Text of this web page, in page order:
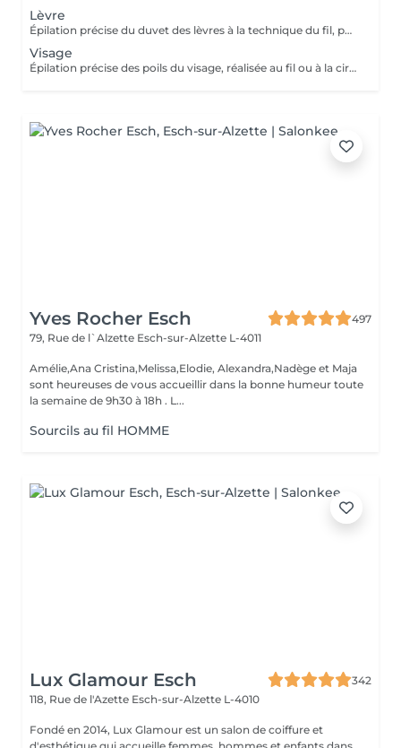
Lèvre
Épilation précise du duvet des lèvres à la technique du fil, pour un contour net et lisse. Le service assure un résultat délicat, confortable et parfaitement soigné.
Visage
Épilation précise des poils du visage, réalisée au fil ou à la cire, pour un teint net et lisse. Le service inclut la préparation et le soin de la peau, assurant un résultat confortable, soigné et durable.
Yves Rocher Esch
497
79, Rue de l`Alzette Esch-sur-Alzette L-4011
Amélie,Ana Cristina,Melissa,Elodie, Alexandra,Nadège et Maja
sont heureuses de vous accueillir dans la bonne humeur toute
la semaine de 9h30 à 18h . L...
Sourcils au fil HOMME
Lux Glamour Esch
342
118, Rue de l'Azette Esch-sur-Alzette L-4010
Fondé en 2014, Lux Glamour est un salon de coiffure et